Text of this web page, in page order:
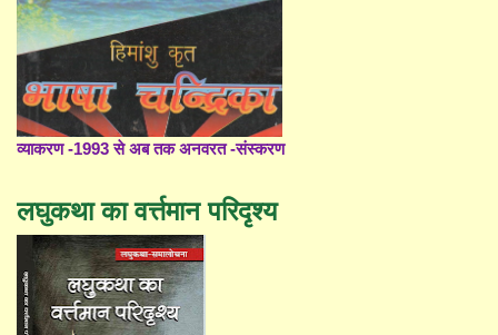
व्याकरण -1993 से अब तक अनवरत -संस्करण
लघुकथा का वर्त्तमान परिदृश्य